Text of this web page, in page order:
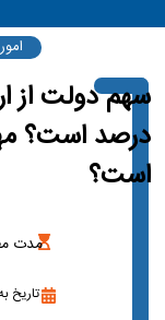
سهم دولت از
درصد است؟
است؟
مدت
تاریخ به